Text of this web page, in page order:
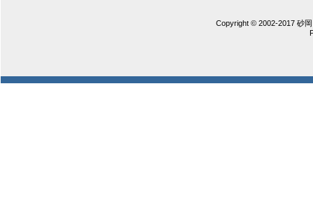
Copyright © 2002-2017 砂